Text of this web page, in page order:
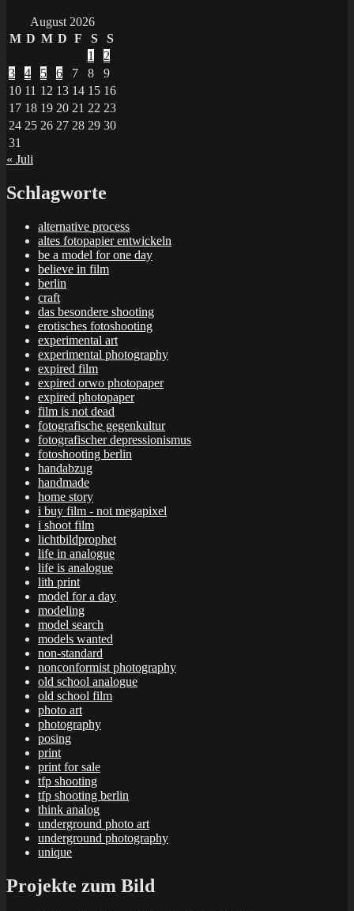
August 2026
M D M D F S
S
1
2
3
4 5 6 7 8
9
10 11 12 13 14 15 16
17 18 19 20 21 22 23
24 25 26 27 28 29 30
31
« Juli
Schlagworte
alternative process
altes fotopapier entwickeln
be a model for one day
believe in film
berlin
craft
das besondere shooting
erotisches fotoshooting
experimental art
experimental photography
expired film
expired orwo photopaper
expired photopaper
film is not dead
fotografische gegenkultur
fotografischer depressionismus
fotoshooting berlin
handabzug
handmade
home story
i buy film - not megapixel
i shoot film
lichtbildprophet
life in analogue
life is analogue
lith print
model for a day
modeling
model search
models wanted
non-standard
nonconformist photography
old school analogue
old school film
photo art
photography
posing
print
print for sale
tfp shooting
tfp shooting berlin
think analog
underground photo art
underground photography
unique
Projekte zum Bild